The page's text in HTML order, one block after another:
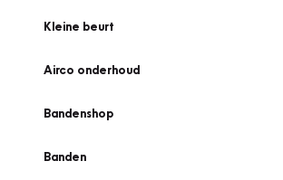
Kleine beurt
Airco onderhoud
Bandenshop
Banden